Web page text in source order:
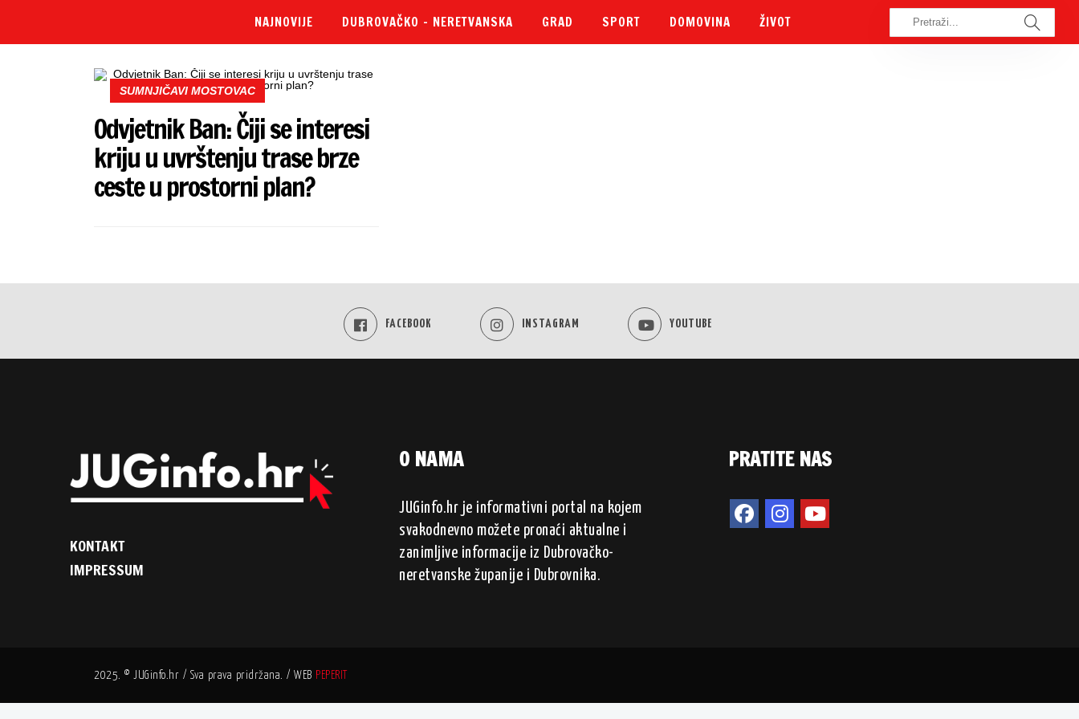
NAJNOVIJE DUBROVAČKO – NERETVANSKA GRAD SPORT DOMOVINA ŽIVOT
SUMNJIČAVI MOSTOVAC
Odvjetnik Ban: Čiji se interesi
kriju u uvrštenju trase brze
ceste u prostorni plan?
FACEBOOK INSTAGRAM YOUTUBE
KONTAKT
IMPRESSUM
O NAMA
JUGinfo.hr je informativni portal na kojem
svakodnevno možete pronaći aktualne i
zanimljive informacije iz Dubrovačko-
neretvanske županije i Dubrovnika.
PRATITE NAS
2025. © JUGinfo.hr / Sva prava pridržana. / WEB PEPERIT